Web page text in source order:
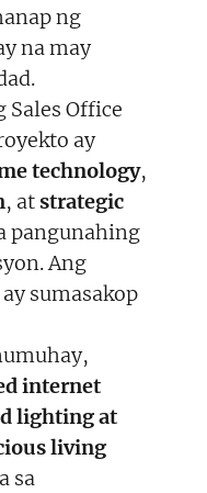
ng
na may
Sales Office
ay
technology,
, at strategic
pangunahing
Ang
sumasakop
internet
lighting at
living
sa